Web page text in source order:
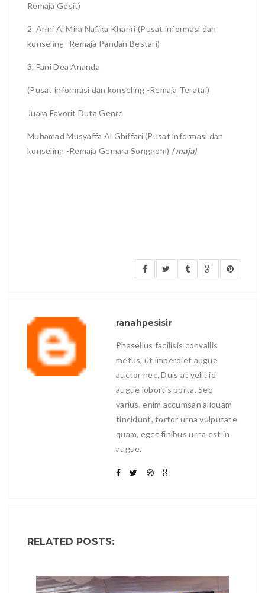
Remaja Gesit)
2. Arini Al Mira Nafika Khariri (Pusat informasi dan
konseling -Remaja Pandan Bestari)
3. Fani Dea Ananda
(Pusat informasi dan konseling -Remaja Teratai)
Juara Favorit Duta Genre
Muhamad Musyaffa Al Ghiffari (Pusat informasi dan
konseling -Remaja Gemara Songgom) ( maja)
ranahpesisir
Phasellus facilisis convallis
metus, ut imperdiet augue
auctor nec. Duis at velit id
augue lobortis porta. Sed
varius, enim accumsan aliquam
tincidunt, tortor urna vulputate
quam, eget finibus urna est in
augue.
RELATED POSTS: